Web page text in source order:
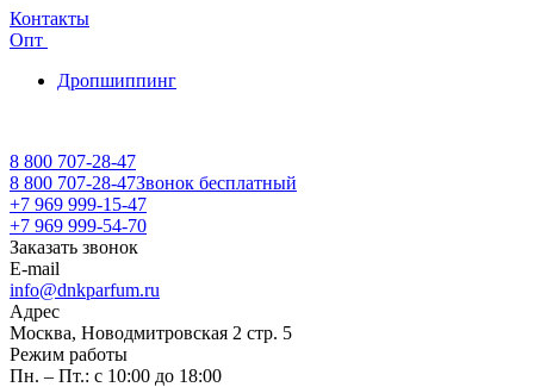
Контакты
Опт
Дропшиппинг
8 800 707-28-47
8 800 707-28-47Звонок бесплатный
+7 969 999-15-47
+7 969 999-54-70
Заказать звонок
E-mail
info@dnkparfum.ru
Адрес
Москва, Новодмитровская 2 стр. 5
Режим работы
Пн. – Пт.: с 10:00 до 18:00